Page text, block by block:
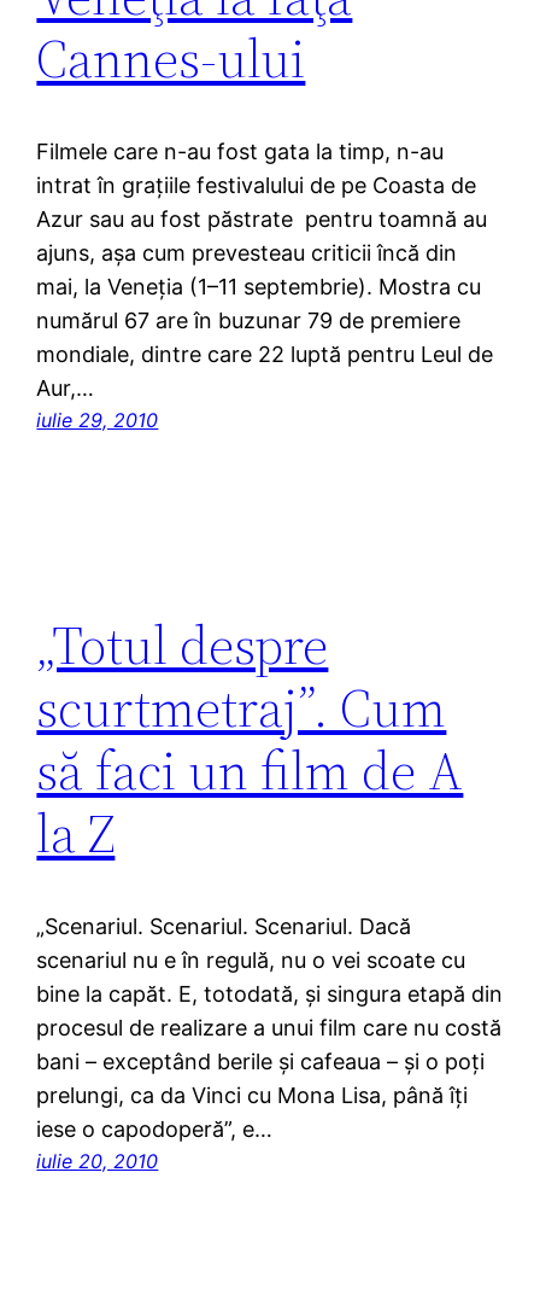
Cannes-ului
Filmele care n-au fost gata la timp, n-au
intrat în graţiile festivalului de pe Coasta de
Azur sau au fost păstrate pentru toamnă au
ajuns, aşa cum prevesteau criticii încă din
mai, la Veneţia (1–11 septembrie). Mostra cu
numărul 67 are în buzunar 79 de premiere
mondiale, dintre care 22 luptă pentru Leul de
Aur,…
iulie 29, 2010
„Totul despre
scurtmetraj”. Cum
să faci un film de A
la Z
„Scenariul. Scenariul. Scenariul. Dacă
scenariul nu e în regulă, nu o vei scoate cu
bine la capăt. E, totodată, şi singura etapă din
procesul de realizare a unui film care nu costă
bani – exceptând berile şi cafeaua – şi o poţi
prelungi, ca da Vinci cu Mona Lisa, până îţi
iese o capodoperă”, e…
iulie 20, 2010